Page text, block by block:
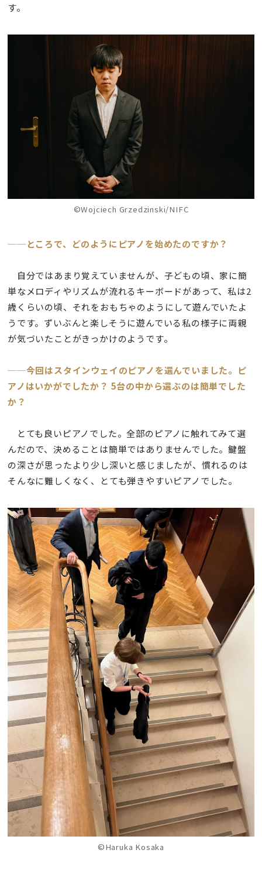
す。
©Wojciech Grzedzinski/NIFC
──ところで、どのようにピアノを始めたのですか？
自分ではあまり覚えていませんが、子どもの頃、家に簡
単なメロディやリズムが流れるキーボードがあって、私は2
歳くらいの頃、それをおもちゃのようにして遊んでいたよ
うです。ずいぶんと楽しそうに遊んでいる私の様子に両親
が気づいたことがきっかけのようです。
──今回はスタインウェイのピアノを選んでいました。ピ
アノはいかがでしたか？ 5台の中から選ぶのは簡単でした
か？
とても良いピアノでした。全部のピアノに触れてみて選
んだので、決めることは簡単ではありませんでした。鍵盤
の深さが思ったより少し深いと感じましたが、慣れるのは
そんなに難しくなく、とても弾きやすいピアノでした。
©Haruka Kosaka